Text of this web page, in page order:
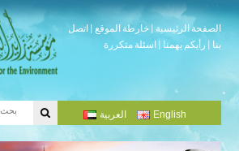
الصفحة الرئيسية |خارطة الموقع |اتصل
بنا | رأيكم يهمنا |اسئلة متكررة
العربية English